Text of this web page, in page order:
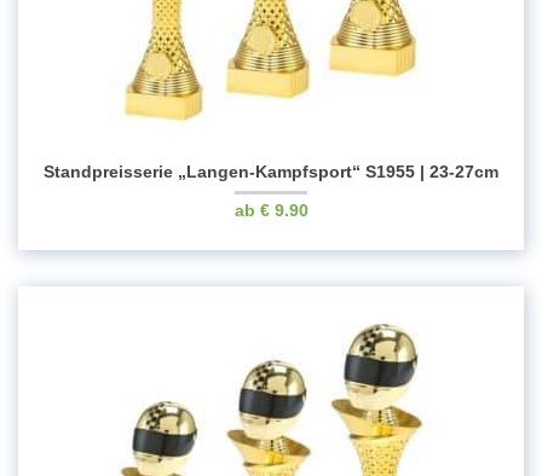
Standpreisserie „Langen-Kampfsport“ S1955 | 23-27cm
€9.90